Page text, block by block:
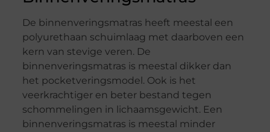
De binnenveringsmatras heeft meestal een
polyurethaan schuimlaag met daarboven een
kern van stevige veren. De
binnenveringsmatras is meestal dikker dan
het pocketveringsmodel. Ook is het
veerkrachtiger en beter bestand tegen
schommelingen in lichaamsgewicht. Een
binnenveringsmatras is meestal minder